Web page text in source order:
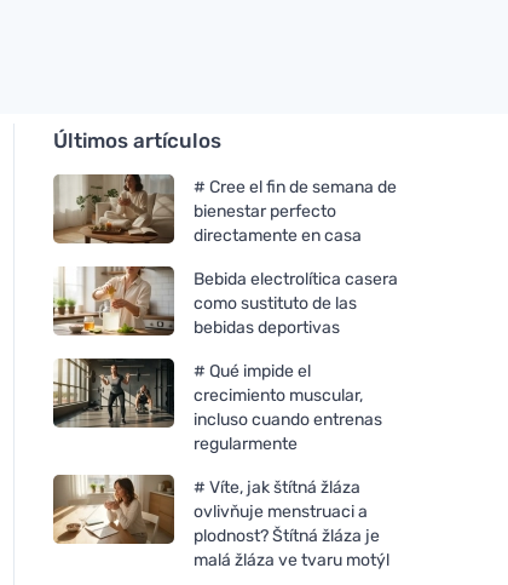
Últimos artículos
# Cree el fin de semana de
bienestar perfecto
directamente en casa
Bebida electrolítica casera
como sustituto de las
bebidas deportivas
# Qué impide el
crecimiento muscular,
incluso cuando entrenas
regularmente
# Víte, jak štítná žláza
ovlivňuje menstruaci a
plodnost? Štítná žláza je
malá žláza ve tvaru motýl